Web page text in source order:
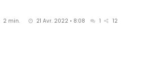
2 min. 21 Avr. 2022 • 8:08 1 12